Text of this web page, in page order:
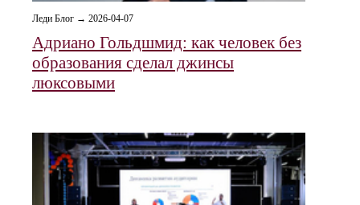
Леди Блог → 2026-04-07
Адриано Гольдшмид: как человек без
образования сделал джинсы
люксовыми